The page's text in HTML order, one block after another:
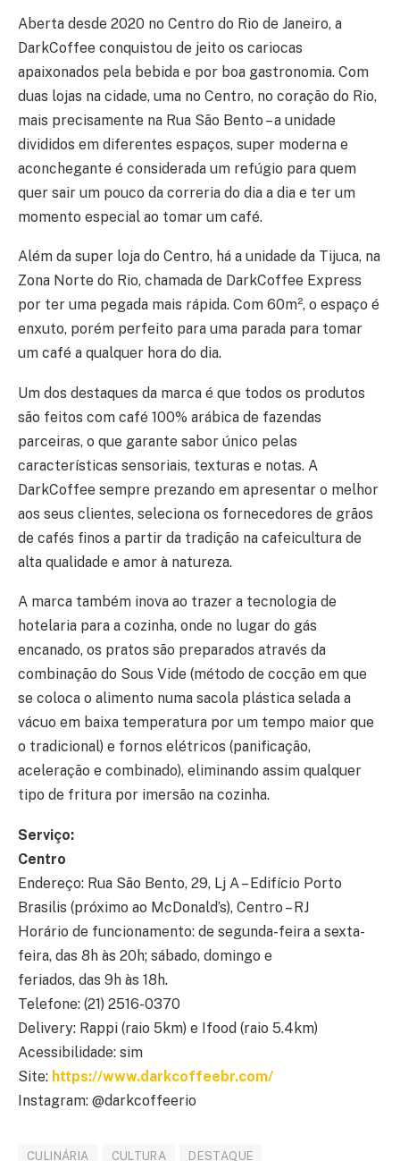
Aberta desde 2020 no Centro do Rio de Janeiro, a
DarkCoffee conquistou de jeito os cariocas
apaixonados pela bebida e por boa gastronomia. Com
duas lojas na cidade, uma no Centro, no coração do Rio,
mais precisamente na Rua São Bento – a unidade
divididos em diferentes espaços, super moderna e
aconchegante é considerada um refúgio para quem
quer sair um pouco da correria do dia a dia e ter um
momento especial ao tomar um café.
Além da super loja do Centro, há a unidade da Tijuca, na
Zona Norte do Rio, chamada de DarkCoffee Express
por ter uma pegada mais rápida. Com 60m², o espaço é
enxuto, porém perfeito para uma parada para tomar
um café a qualquer hora do dia.
Um dos destaques da marca é que todos os produtos
são feitos com café 100% arábica de fazendas
parceiras, o que garante sabor único pelas
características sensoriais, texturas e notas. A
DarkCoffee sempre prezando em apresentar o melhor
aos seus clientes, seleciona os fornecedores de grãos
de cafés finos a partir da tradição na cafeicultura de
alta qualidade e amor à natureza.
A marca também inova ao trazer a tecnologia de
hotelaria para a cozinha, onde no lugar do gás
encanado, os pratos são preparados através da
combinação do Sous Vide (método de cocção em que
se coloca o alimento numa sacola plástica selada a
vácuo em baixa temperatura por um tempo maior que
o tradicional) e fornos elétricos (panificação,
aceleração e combinado), eliminando assim qualquer
tipo de fritura por imersão na cozinha.
Serviço:
Centro
Endereço: Rua São Bento, 29, Lj A – Edifício Porto
Brasilis (próximo ao McDonald’s), Centro – RJ
Horário de funcionamento: de segunda-feira a sexta-
feira, das 8h às 20h; sábado, domingo e
feriados, das 9h às 18h.
Telefone: (21) 2516-0370
Delivery: Rappi (raio 5km) e Ifood (raio 5.4km)
Acessibilidade: sim
Site: https://www.darkcoffeebr.com/
Instagram: @darkcoffeerio
CULINÁRIA CULTURA DESTAQUE